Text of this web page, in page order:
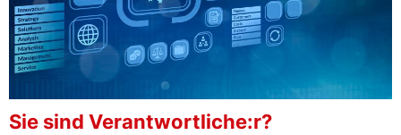
Sie sind Verantwortliche:r?